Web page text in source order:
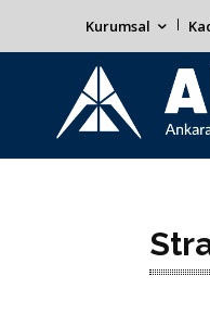
Kurumsal